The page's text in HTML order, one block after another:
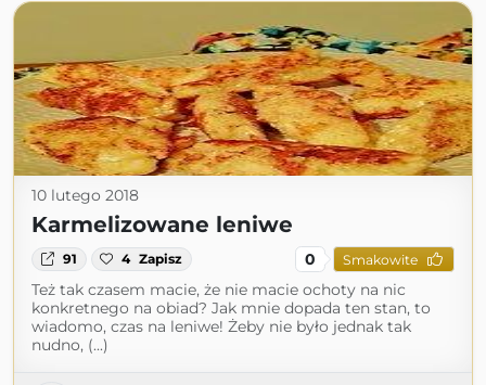
10 lutego 2018
Karmelizowane leniwe
91 4 Zapisz 0 Smakowite
Też tak czasem macie, że nie macie ochoty na nic
konkretnego na obiad? Jak mnie dopada ten stan, to
wiadomo, czas na leniwe! Żeby nie było jednak tak
nudno, (...)